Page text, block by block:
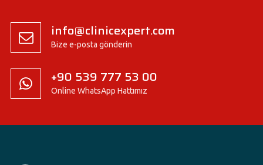
info@clinicexpert.com
Bize e-posta gönderin
+90 539 777 53 00
Online WhatsApp Hattımız